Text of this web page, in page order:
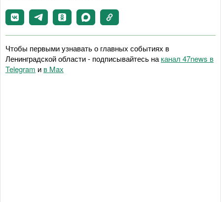
Чтобы первыми узнавать о главных событиях в
Ленинградской области - подписывайтесь на канал 47news в
Telegram и в Maх